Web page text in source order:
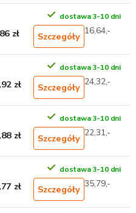
dostawa 3-10 dni
zł Szczegóły 16,64,-
dostawa 3-10 dni
zł Szczegóły 24,32,-
dostawa 3-10 dni
zł Szczegóły 22,31,-
dostawa 3-10 dni
zł Szczegóły 35,79,-